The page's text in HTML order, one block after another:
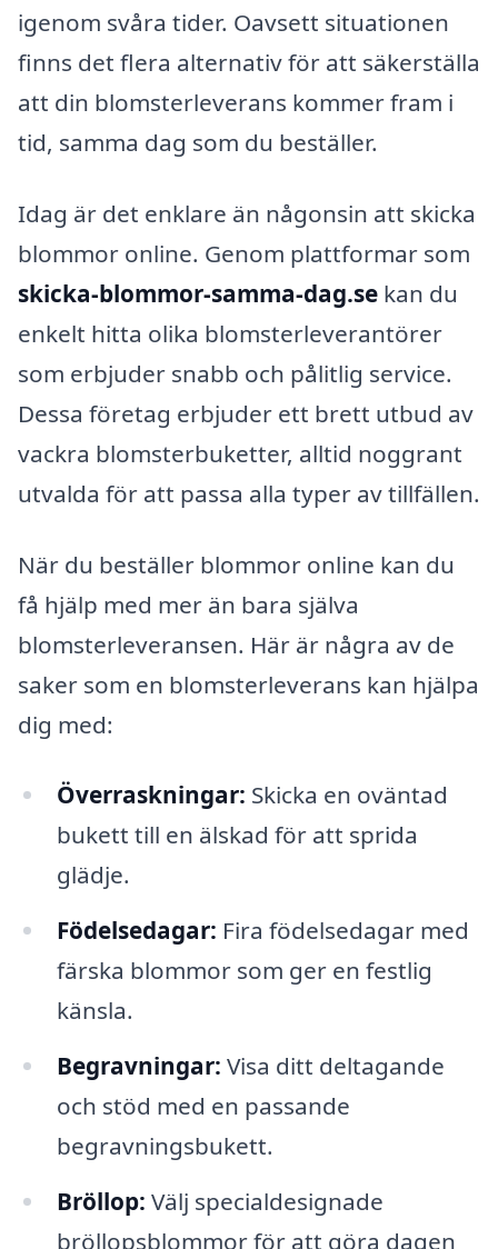
igenom svåra tider. Oavsett situationen
finns det flera alternativ för att säkerställa
att din blomsterleverans kommer fram i
tid, samma dag som du beställer.
Idag är det enklare än någonsin att skicka
blommor online. Genom plattformar som
skicka-blommor-samma-dag.se kan du
enkelt hitta olika blomsterleverantörer
som erbjuder snabb och pålitlig service.
Dessa företag erbjuder ett brett utbud av
vackra blomsterbuketter, alltid noggrant
utvalda för att passa alla typer av tillfällen.
När du beställer blommor online kan du
få hjälp med mer än bara själva
blomsterleveransen. Här är några av de
saker som en blomsterleverans kan hjälpa
dig med:
Överraskningar: Skicka en oväntad
bukett till en älskad för att sprida
glädje.
Födelsedagar: Fira födelsedagar med
färska blommor som ger en festlig
känsla.
Begravningar: Visa ditt deltagande
och stöd med en passande
begravningsbukett.
Bröllop: Välj specialdesignade
bröllopsblommor för att göra dagen